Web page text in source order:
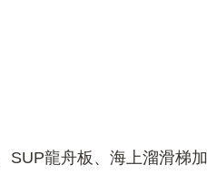
SUP龍舟板、海上溜滑梯加